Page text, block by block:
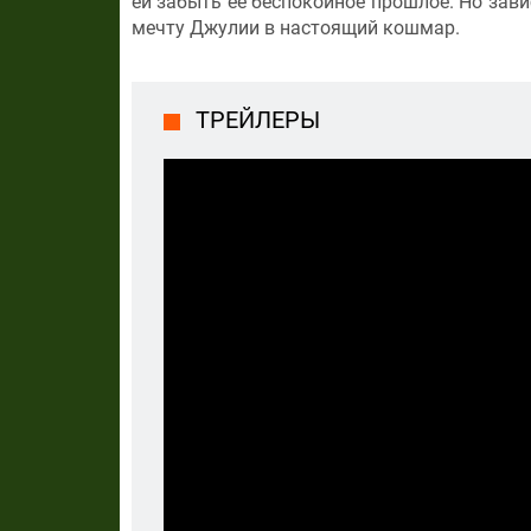
мечту Джулии в настоящий кошмар.
ТРЕЙЛЕРЫ